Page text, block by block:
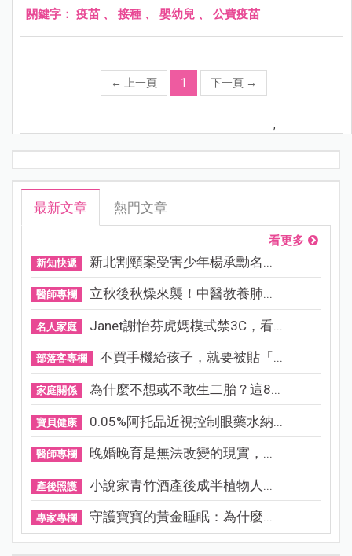
關鍵字： 疫苗 、 接種 、 嬰幼兒 、 公費疫苗
← 上一頁 1 下一頁 →
;
最新文章 熱門文章
看更多
新知快遞 新北割頸案受害少年楊承勳名...
醫師專欄 立秋後秋燥來襲！中醫教養肺...
名人家庭 Janet謝怡芬虎媽模式禁3C，看...
部落客專欄 不買手機給孩子，就要被貼「...
家庭關係 為什麼不想或不敢生二胎？這8...
寶貝健康 0.05%阿托品近視控制眼藥水納...
醫師專欄 晚婚晚育是無法改變的現實，...
產後照護 小說家青竹酒產後成半植物人...
專家專欄 守護寶寶的黃金睡眠：為什麼...